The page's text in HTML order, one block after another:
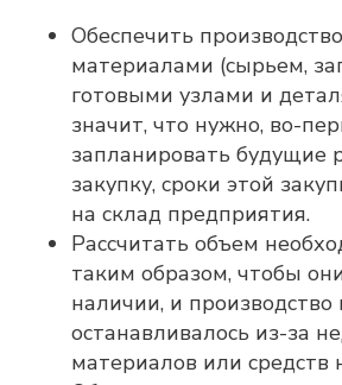
Обеспечить
материалами (сырьем,
готовыми узлами и
значит, что нужно, во-
запланировать будущие
закупку, сроки этой
на склад предприятия.
Рассчитать объем
таким образом, чтобы
наличии, и производство
останавливалось из-за
материалов или средств